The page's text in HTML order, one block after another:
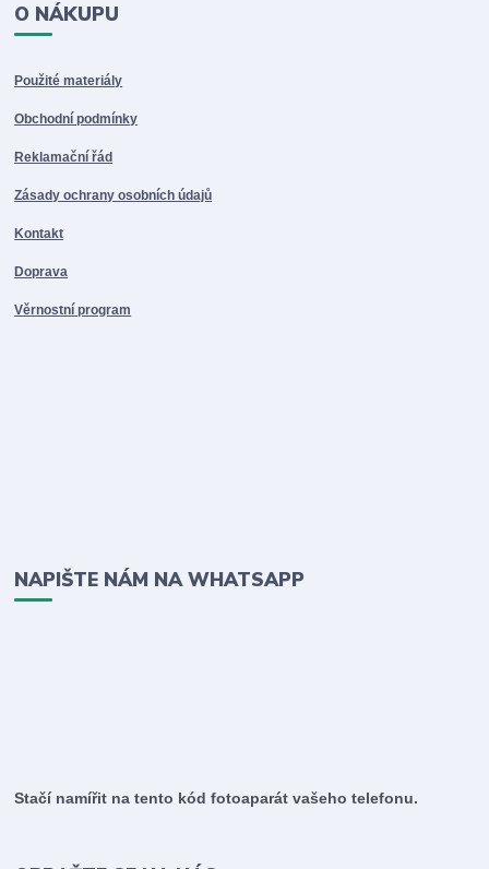
O NÁKUPU
Použité materiály
Obchodní podmínky
Reklamační řád
Zásady ochrany osobních údajů
Kontakt
Doprava
Věrnostní program
NAPIŠTE NÁM NA WHATSAPP
Stačí namířit na tento kód fotoaparát vašeho telefonu.